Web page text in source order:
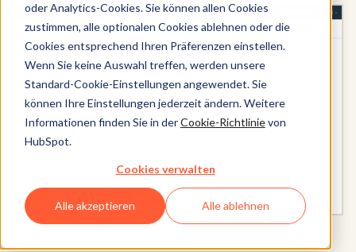
oder Analytics-Cookies. Sie können allen Cookies
zustimmen, alle optionalen Cookies ablehnen oder die
Cookies entsprechend Ihren Präferenzen einstellen.
Wenn Sie keine Auswahl treffen, werden unsere
Standard-Cookie-Einstellungen angewendet. Sie
können Ihre Einstellungen jederzeit ändern. Weitere
Informationen finden Sie in derCookie-Richtlinievon
HubSpot.
Cookies verwalten
Alle akzeptieren Alle ablehnen